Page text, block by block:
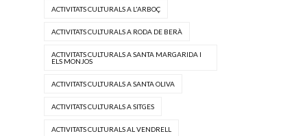
ACTIVITATS CULTURALS A L'ARBOÇ
ACTIVITATS CULTURALS A RODA DE BERÀ
ACTIVITATS CULTURALS A SANTA MARGARIDA I
ELS MONJOS
ACTIVITATS CULTURALS A SANTA OLIVA
ACTIVITATS CULTURALS A SITGES
ACTIVITATS CULTURALS AL VENDRELL